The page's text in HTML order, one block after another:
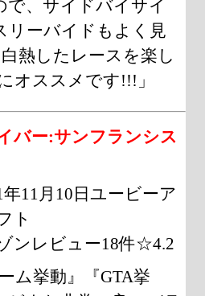
で、サイドバイサイ
リーバイドもよく見
熱したレースを楽し
オススメです!!!」
バー:サンフランシス
年11月10日ユービーア
ト
ンレビュー18件☆4.2
ム挙動』『GTA挙